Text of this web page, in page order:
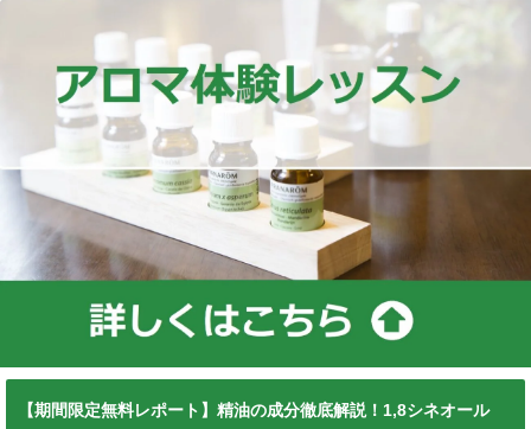
【期間限定無料レポート】精油の成分徹底解説！1,8シネオール